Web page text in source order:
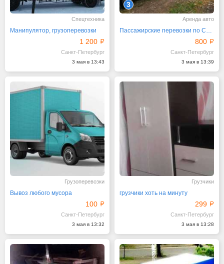
Спецтехника
Манипулятор, грузоперевозки
1 200
Санкт-Петербург
3 мая в 13:43
3
Аренда авто
Пассажирские перевозки по Спб и Лен.области.
800
Санкт-Петербург
3 мая в 13:39
Грузоперевозки
Вывоз любого мусора
100
Санкт-Петербург
3 мая в 13:32
Грузчики
грузчики хоть на минуту
299
Санкт-Петербург
3 мая в 13:28